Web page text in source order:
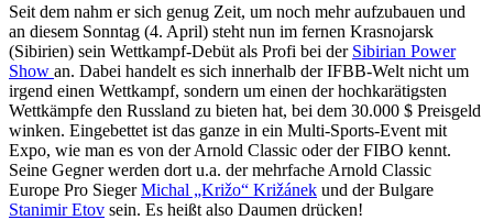
Seit dem nahm er sich genug Zeit, um noch mehr aufzubauen und
an diesem Sonntag (4. April) steht nun im fernen Krasnojarsk
(Sibirien) sein Wettkampf-Debüt als Profi bei der Sibirian Power
Show an. Dabei handelt es sich innerhalb der IFBB-Welt nicht um
irgend einen Wettkampf, sondern um einen der hochkarätigsten
Wettkämpfe den Russland zu bieten hat, bei dem 30.000 $ Preisgeld
winken. Eingebettet ist das ganze in ein Multi-Sports-Event mit
Expo, wie man es von der Arnold Classic oder der FIBO kennt.
Seine Gegner werden dort u.a. der mehrfache Arnold Classic
Europe Pro SiegerMichal „Križo“ Križánek und der Bulgare
Stanimir Etov sein. Es heißt also Daumen drücken!